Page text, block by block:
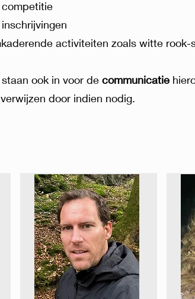
activiteiten zoals witte rook-
staan ook in voor de communicatie
door indien nodig.​